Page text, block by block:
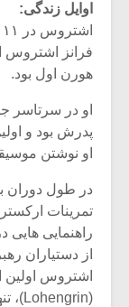
اوایل زندگی:
فرانز اشتروس
هورن اول بود.
او در سرتاسر
او نوشتن
در طول دوران
تمرینات
راهنمایی